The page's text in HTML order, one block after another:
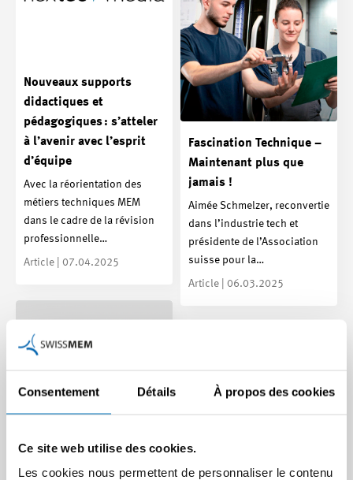
Consentement Détails À propos des cookies
Ce site web utilise des cookies.
Les cookies nous permettent de personnaliser le contenu
Nouveaux supports
didactiques et
pédagogiques : s’atteler
à l’avenir avec l’esprit
d’équipe
Avec la réorientation des
métiers techniques MEM
dans le cadre de la révision
professionnelle…
Article | 07.04.2025
Fascination Technique –
Maintenant plus que
jamais !
Aimée Schmelzer, reconvertie
dans l’industrie tech et
présidente de l’Association
suisse pour la…
Article | 06.03.2025